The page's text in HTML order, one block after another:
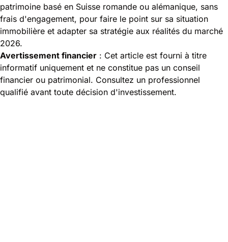
patrimoine basé en Suisse romande ou alémanique, sans
frais d'engagement, pour faire le point sur sa situation
immobilière et adapter sa stratégie aux réalités du marché
2026.
Avertissement financier : Cet article est fourni à titre
informatif uniquement et ne constitue pas un conseil
financier ou patrimonial. Consultez un professionnel
qualifié avant toute décision d'investissement.